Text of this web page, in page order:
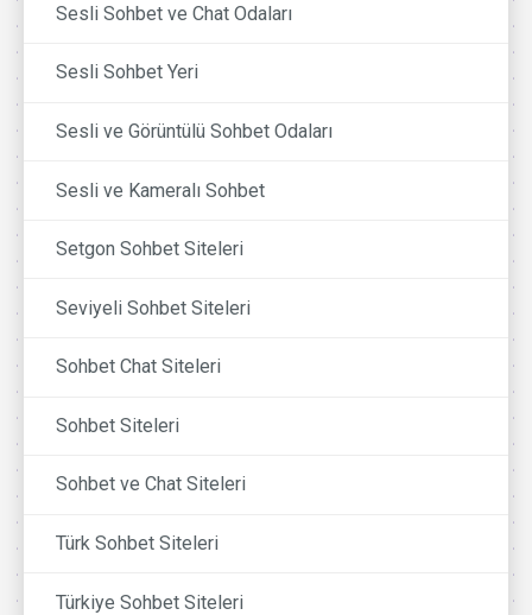
Sesli Sohbet ve Chat Odaları
Sesli Sohbet Yeri
Sesli ve Görüntülü Sohbet Odaları
Sesli ve Kameralı Sohbet
Setgon Sohbet Siteleri
Seviyeli Sohbet Siteleri
Sohbet Chat Siteleri
Sohbet Siteleri
Sohbet ve Chat Siteleri
Türk Sohbet Siteleri
Türkiye Sohbet Siteleri